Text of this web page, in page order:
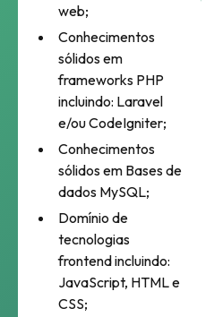
web;
Conhecimentos
sólidos em
frameworks PHP
incluindo: Laravel
e/ou CodeIgniter;
Conhecimentos
sólidos em Bases de
dados MySQL;
Domínio de
tecnologias
frontend incluindo:
JavaScript, HTML e
CSS;